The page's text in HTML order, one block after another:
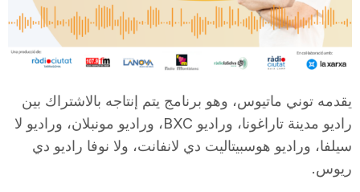
d
يقدمه توني ماتيوس، وهو برنامج يتم إنتاجه بالاشتراك بين
راديو مدينة تاراغونا، وراديو BXC، وراديو مونبلان، وراديو لا
سيلفا، وراديو هوسبيتاليت دي لانفانت، ولا نوفا راديو دي
ريوس.